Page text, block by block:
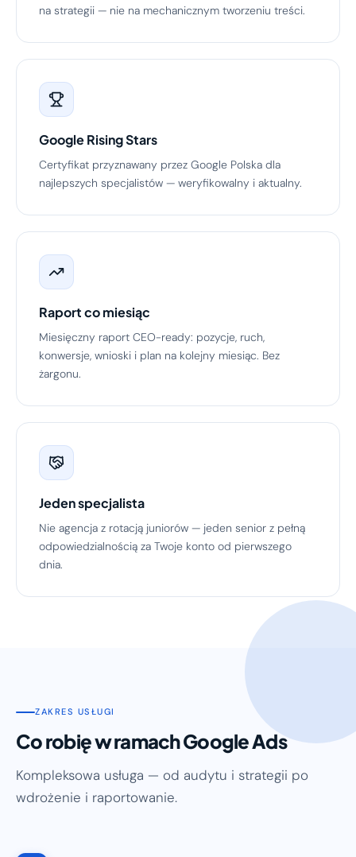
na strategii — nie na mechanicznym tworzeniu treści.
Google Rising Stars
Certyfikat przyznawany przez Google Polska dla
najlepszych specjalistów — weryfikowalny i aktualny.
Raport co miesiąc
Miesięczny raport CEO-ready: pozycje, ruch,
konwersje, wnioski i plan na kolejny miesiąc. Bez
żargonu.
Jeden specjalista
Nie agencja z rotacją juniorów — jeden senior z pełną
odpowiedzialnością za Twoje konto od pierwszego
dnia.
ZAKRES USŁUGI
Co robię w ramach Google Ads
Kompleksowa usługa — od audytu i strategii po
wdrożenie i raportowanie.